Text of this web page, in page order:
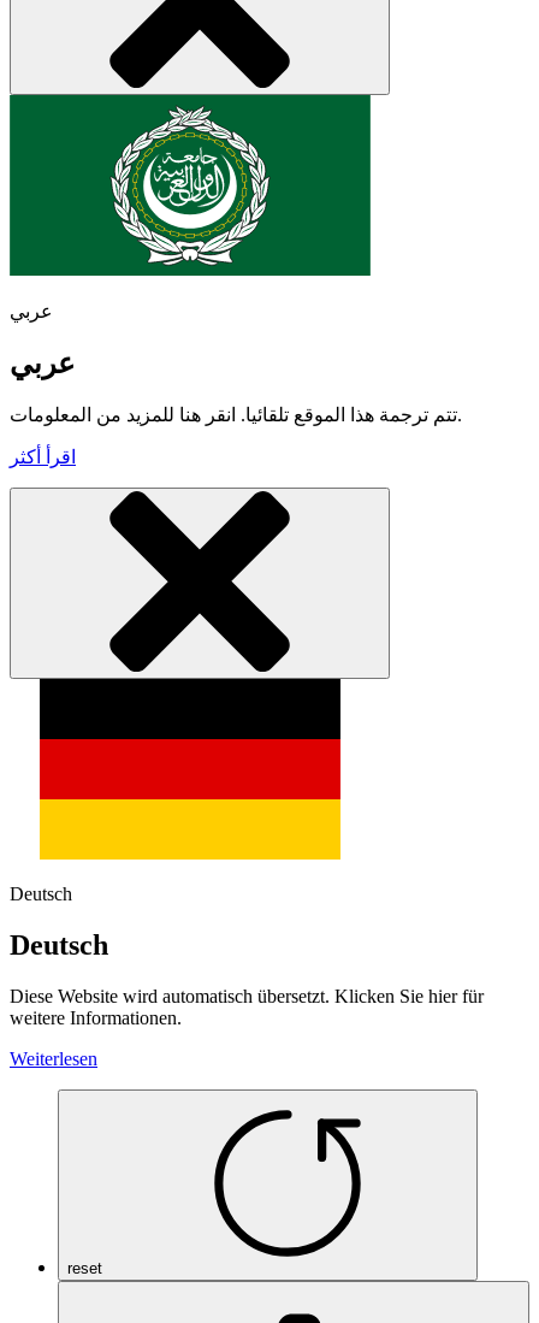
عربي
عربي
تتم ترجمة هذا الموقع تلقائيا. انقر هنا للمزيد من المعلومات.
اقرأ أكثر
Deutsch
Deutsch
Diese Website wird automatisch übersetzt. Klicken Sie hier für
weitere Informationen.
Weiterlesen
reset